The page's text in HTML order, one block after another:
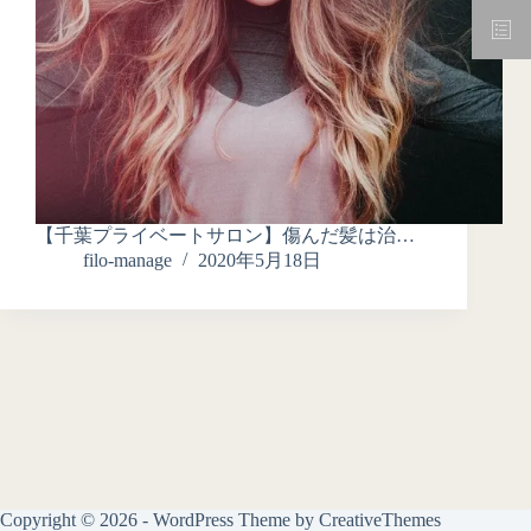
【千葉プライベートサロン】傷んだ髪は治…
filo-manage
2020年5月18日
Copyright © 2026 - WordPress Theme by CreativeThemes